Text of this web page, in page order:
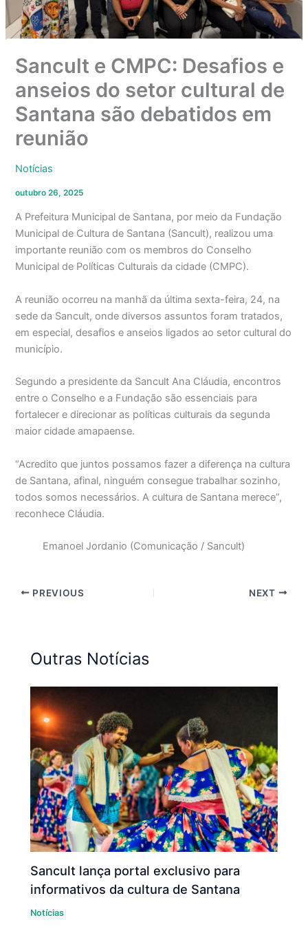
Sancult e CMPC: Desafios e
anseios do setor cultural de
Santana são debatidos em
reunião
Notícias
outubro 26, 2025
A Prefeitura Municipal de Santana, por meio da Fundação
Municipal de Cultura de Santana (Sancult), realizou uma
importante reunião com os membros do Conselho
Municipal de Políticas Culturais da cidade (CMPC).
A reunião ocorreu na manhã da última sexta-feira, 24, na
sede da Sancult, onde diversos assuntos foram tratados,
em especial, desafios e anseios ligados ao setor cultural do
município.
Segundo a presidente da Sancult Ana Cláudia, encontros
entre o Conselho e a Fundação são essenciais para
fortalecer e direcionar as políticas culturais da segunda
maior cidade amapaense.
“Acredito que juntos possamos fazer a diferença na cultura
de Santana, afinal, ninguém consegue trabalhar sozinho,
todos somos necessários. A cultura de Santana merece”,
reconhece Cláudia.
Emanoel Jordanio (Comunicação / Sancult)
PREVIOUS NEXT
Outras Notícias
Sancult lança portal exclusivo para
informativos da cultura de Santana
Notícias